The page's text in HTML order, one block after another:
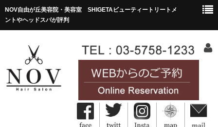
NOV自由が丘美容院・美容室 SHIGETAビューティートリートメ
ントやヘッドスパが評判